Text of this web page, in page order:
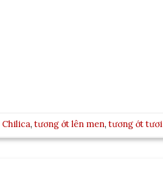
,tương ớt lên men,tương ớt tươi